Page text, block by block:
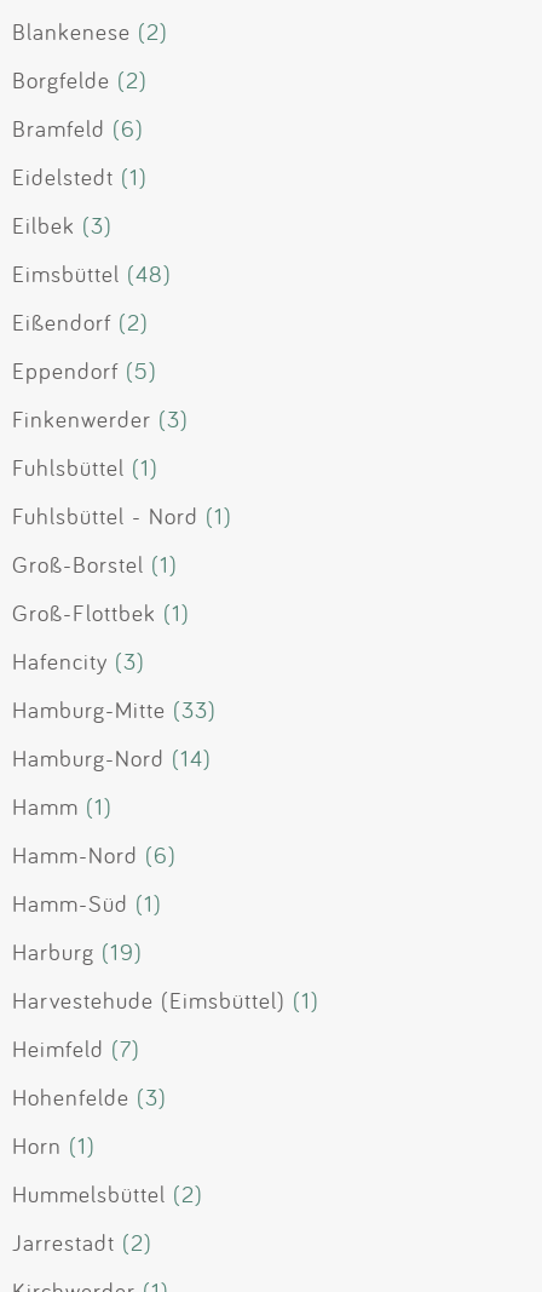
Blankenese (2)
Borgfelde (2)
Bramfeld (6)
Eidelstedt (1)
Eilbek (3)
Eimsbüttel (48)
Eißendorf (2)
Eppendorf (5)
Finkenwerder (3)
Fuhlsbüttel (1)
Fuhlsbüttel - Nord (1)
Groß-Borstel (1)
Groß-Flottbek (1)
Hafencity (3)
Hamburg-Mitte (33)
Hamburg-Nord (14)
Hamm (1)
Hamm-Nord (6)
Hamm-Süd (1)
Harburg (19)
Harvestehude (Eimsbüttel) (1)
Heimfeld (7)
Hohenfelde (3)
Horn (1)
Hummelsbüttel (2)
Jarrestadt (2)